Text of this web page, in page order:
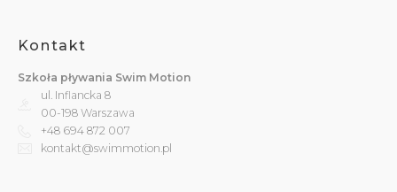
Kontakt
Szkoła pływania Swim Motion
ul. Inflancka 8
00-198 Warszawa
+48 694 872 007
kontakt@swimmotion.pl